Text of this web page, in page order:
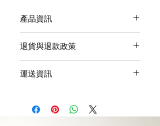
產品資訊
多資訊，例如尺寸、材料、保固和清洗
說明。另外，您也可在此處形容產品的
獨特之處，以及可給客戶帶來的好處。
買家總是希望能在購買之前清楚了解產
退貨與退款政策
如何處理不滿意的產品。撰寫政策時，
運送資訊
時，請盡量開門見山，以便建立互信，